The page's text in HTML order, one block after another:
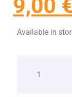
9,00
Available in